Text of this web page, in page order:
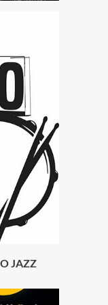
JAZZ